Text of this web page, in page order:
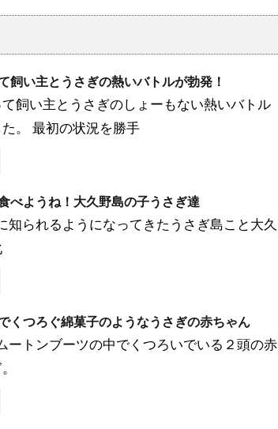
飼い主とうさぎの熱いバトルが勃発！
飼い主とうさぎのしょーもない熱いバトル
。 最初の状況を勝手
べようね！大久野島の子うさぎ達
知られるようになってきたうさぎ島こと大久
くつろぐ綿菓子のようなうさぎの赤ちゃん
ートンブーツの中でくつろいでいる２頭の赤